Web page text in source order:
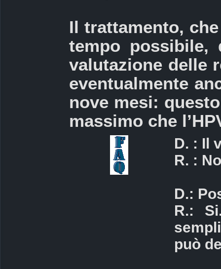
Il trattamento,
tempo possibile,
valutazione delle
eventualmente
nove mesi:
massimo che
D. : Il
R. :
D.:
R.:
può